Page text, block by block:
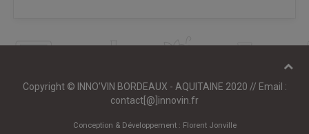
Copyright © INNO’VIN BORDEAUX - AQUITAINE 2020 // Email :
contact[@]innovin.fr
Conception & Développement : Florent Jonville